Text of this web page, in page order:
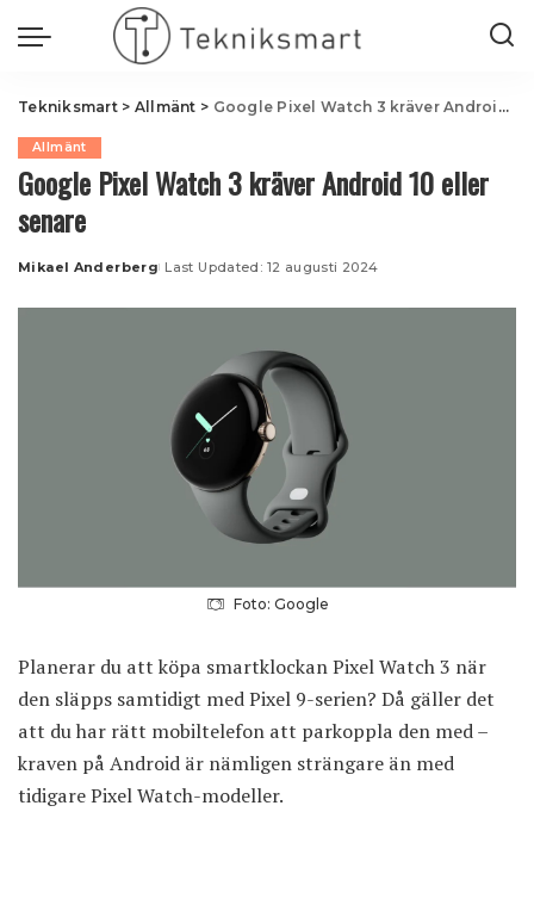
Tekniksmart> Allmänt > Google Pixel Watch 3 kräver Android 10 eller senare
Allmänt
Google Pixel Watch 3 kräver Android 10 eller
senare
Posted
Mikael Anderberg Last Updated: 12 augusti 2024
Foto: Google
Planerar du att köpa smartklockan Pixel Watch 3 när
den släpps samtidigt med Pixel 9-serien? Då gäller det
att du har rätt mobiltelefon att parkoppla den med –
kraven på Android är nämligen strängare än med
tidigare Pixel Watch-modeller.